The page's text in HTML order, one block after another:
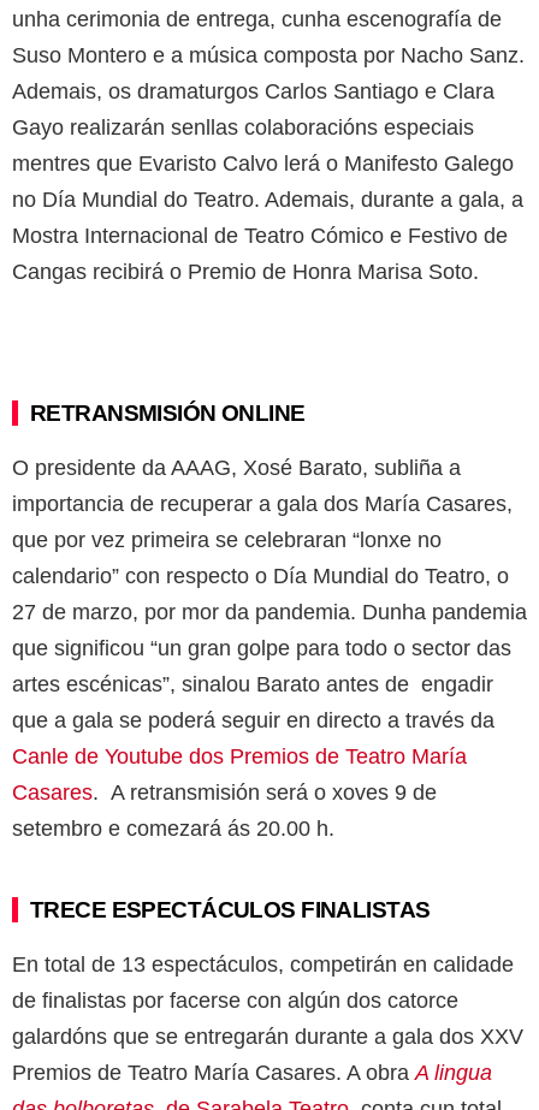
unha cerimonia de entrega, cunha escenografía de
Suso Montero e a música composta por Nacho Sanz.
Ademais, os dramaturgos Carlos Santiago e Clara
Gayo realizarán senllas colaboracións especiais
mentres que Evaristo Calvo lerá o Manifesto Galego
no Día Mundial do Teatro. Ademais, durante a gala, a
Mostra Internacional de Teatro Cómico e Festivo de
Cangas recibirá o Premio de Honra Marisa Soto.
RETRANSMISIÓN ONLINE
O presidente da AAAG, Xosé Barato, subliña a
importancia de recuperar a gala dos María Casares,
que por vez primeira se celebraran “lonxe no
calendario” con respecto o Día Mundial do Teatro, o
27 de marzo, por mor da pandemia. Dunha pandemia
que significou “un gran golpe para todo o sector das
artes escénicas”, sinalou Barato antes de engadir
que a gala se poderá seguir en directo a través da
Canle de Youtube dos Premios de Teatro María
Casares. A retransmisión será o xoves 9 de
setembro e comezará ás 20.00 h.
TRECE ESPECTÁCULOS FINALISTAS
En total de 13 espectáculos, competirán en calidade
de finalistas por facerse con algún dos catorce
galardóns que se entregarán durante a gala dos XXV
Premios de Teatro María Casares. A obra A lingua